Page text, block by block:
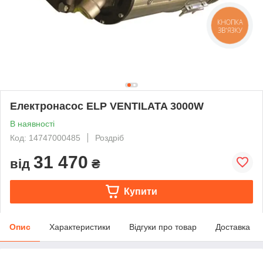
Електронасос ELP VENTILATA 3000W
В наявності
Код: 14747000485
Роздріб
від 31 470 ₴
Купити
Опис Характеристики Відгуки про товар Доставка
КНОПКА
ЗВ'ЯЗКУ